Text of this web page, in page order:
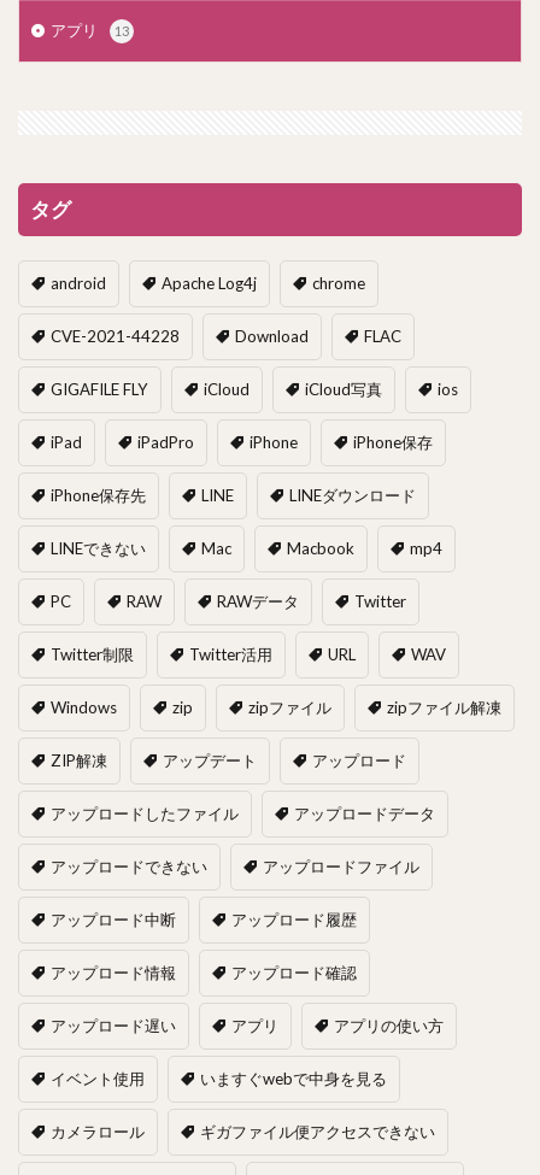
アプリ 13
タグ
android Apache Log4j chrome
CVE-2021-44228 Download FLAC
GIGAFILE FLY iCloud iCloud写真 ios
iPad iPadPro iPhone iPhone保存
iPhone保存先 LINE LINEダウンロード
LINEできない Mac Macbook mp4
PC RAW RAWデータ Twitter
Twitter制限 Twitter活用 URL WAV
Windows zip zipファイル zipファイル解凍
ZIP解凍 アップデート アップロード
アップロードしたファイル アップロードデータ
アップロードできない アップロードファイル
アップロード中断 アップロード履歴
アップロード情報 アップロード確認
アップロード遅い アプリ アプリの使い方
イベント使用 いますぐwebで中身を見る
カメラロール ギガファイル便アクセスできない